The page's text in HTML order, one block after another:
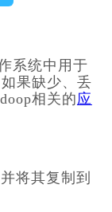
系统中用于
果缺少、丢
相关的应
将其复制到